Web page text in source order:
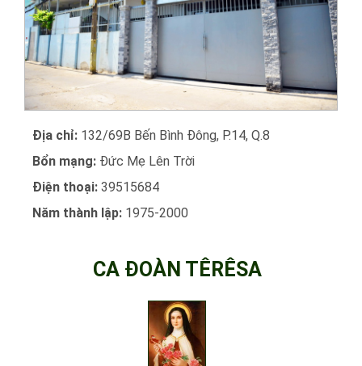
Địa chỉ: 132/69B Bến Bình Đông, P.14, Q.8
Bổn mạng: Đức Mẹ Lên Trời
Điện thoại: 39515684
Năm thành lập: 1975-2000
CA ĐOÀN TÊRÊSA